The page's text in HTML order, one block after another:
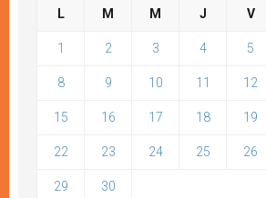
L M M J V
1 2 3 4 5
8 9 10 11 12
15 16 17 18 19
22 23 24 25 26
29 30